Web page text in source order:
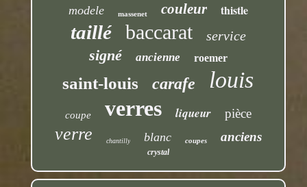
modele massenet couleur thistle
taillé baccarat service
signé ancienne roemer
saint-louis carafe louis
coupe verres liqueur pièce
verre chantilly blanc coupes anciens
crystal